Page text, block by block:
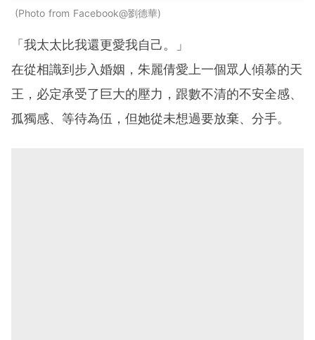
Photo from Facebook@劉德華
「我太太比我還更愛我自己。」
在從相識到步入婚姻，朱麗倩愛上一個眾人傾慕的天
王，必定承受了巨大的壓力，跟數不清的不安全感、
孤獨感、等待為伍，但她從未想過要放棄、分手。